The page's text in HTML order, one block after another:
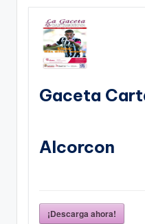
Gaceta
Alcorcon
¡Descarga ahora!